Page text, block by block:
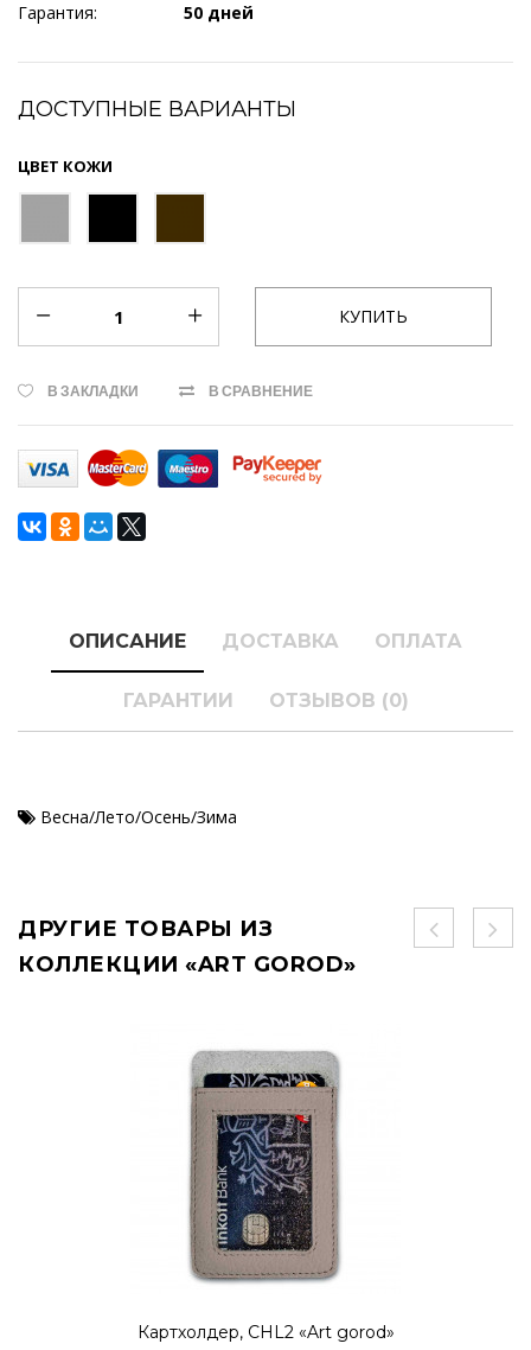
Гарантия:
50 дней
ДОСТУПНЫЕ ВАРИАНТЫ
ЦВЕТ КОЖИ
В ЗАКЛАДКИ В СРАВНЕНИЕ
ОПИСАНИЕ ДОСТАВКА ОПЛАТА
ГАРАНТИИ ОТЗЫВОВ (0)
Весна/Лето/Осень/Зима
ДРУГИЕ ТОВАРЫ ИЗ
КОЛЛЕКЦИИ «ART GOROD»
Картхолдер, CHL2 «Art gorod»